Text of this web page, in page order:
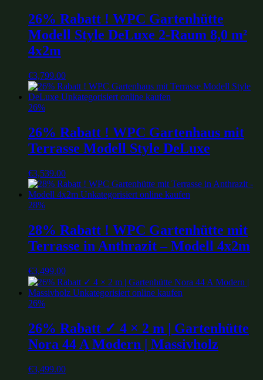
26% Rabatt ! WPC Gartenhütte
Modell Style DeLuxe 2-Raum 8,0 m²
4x2m
€3,799.00
26%
26% Rabatt ! WPC Gartenhaus mit
Terrasse Modell Style DeLuxe
€3,539.00
28%
28% Rabatt ! WPC Gartenhütte mit
Terrasse in Anthrazit – Modell 4x2m
€3,499.00
26%
26% Rabatt ✓ 4 × 2 m | Gartenhütte
Nora 44 A Modern | Massivholz
€3,499.00